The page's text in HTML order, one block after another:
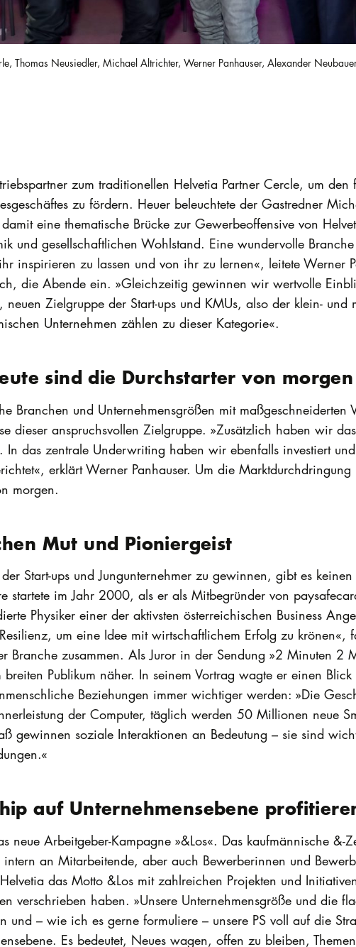
Thomas Neusiedler, Michael Altrichter, Werner Panhauser, Alexander
zum traditionellen Helvetia Partner Cercle, um
zu fördern. Heuer beleuchtete der Gastredner
eine thematische Brücke zur Gewerbeoffensive von
und gesellschaftlichen Wohlstand. Eine wundervolle
inspirieren zu lassen und von ihr zu lernen«, leitete Werner
die Abende ein. »Gleichzeitig gewinnen wir wertvolle
neuen Zielgruppe der Start-ups und KMUs, also der klein- und
Unternehmen zählen zu dieser Kategorie«.
sind die Durchstarter von morgen
Branchen und Unternehmensgrößen mit maßgeschneiderten
dieser anspruchsvollen Zielgruppe. »Zusätzlich haben wir
In das zentrale Underwriting haben wir ebenfalls investiert
erklärt Werner Panhauser. Um die
morgen.
Mut und Pioniergeist
Start-ups und Jungunternehmer zu gewinnen, gibt es
startete im Jahr 2000, als er als Mitbegründer von
Physiker einer der aktivsten österreichischen Business
um eine Idee mit wirtschaftlichem Erfolg zu krönen«,
Branche zusammen. Als Juror in der Sendung »2 Minuten 2
breiten Publikum näher. In seinem Vortrag wagte er einen
Beziehungen immer wichtiger werden: »Die
der Computer, täglich werden 50 Millionen neue
gewinnen soziale Interaktionen an Bedeutung – sie sind
auf Unternehmensebene
neue Arbeitgeber-Kampagne »&Los«. Das kaufmännische
an Mitarbeitende, aber auch Bewerberinnen und
das Motto &Los mit zahlreichen Projekten und
verschrieben haben. »Unsere Unternehmensgröße und die
und – wie ich es gerne formuliere – unsere PS voll auf die
Es bedeutet, Neues wagen, offen zu bleiben,